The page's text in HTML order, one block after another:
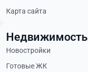
Карта сайта
Недвижимость
Новостройки
Готовые ЖК